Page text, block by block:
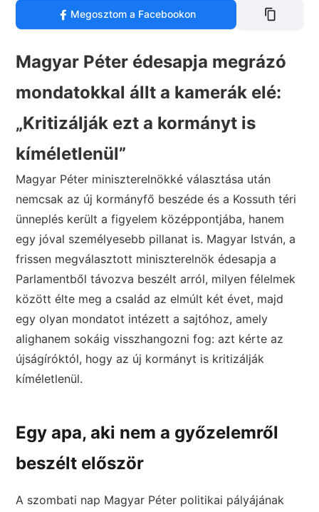
Megosztom a Facebookon
Magyar Péter édesapja megrázó
mondatokkal állt a kamerák elé:
„Kritizálják ezt a kormányt is
kíméletlenül”
Magyar Péter miniszterelnökké választása után
nemcsak az új kormányfő beszéde és a Kossuth téri
ünneplés került a figyelem középpontjába, hanem
egy jóval személyesebb pillanat is. Magyar István, a
frissen megválasztott miniszterelnök édesapja a
Parlamentből távozva beszélt arról, milyen félelmek
között élte meg a család az elmúlt két évet, majd
egy olyan mondatot intézett a sajtóhoz, amely
alighanem sokáig visszhangozni fog: azt kérte az
újságíróktól, hogy az új kormányt is kritizálják
kíméletlenül.
Egy apa, aki nem a győzelemről
beszélt először
A szombati nap Magyar Péter politikai pályájának